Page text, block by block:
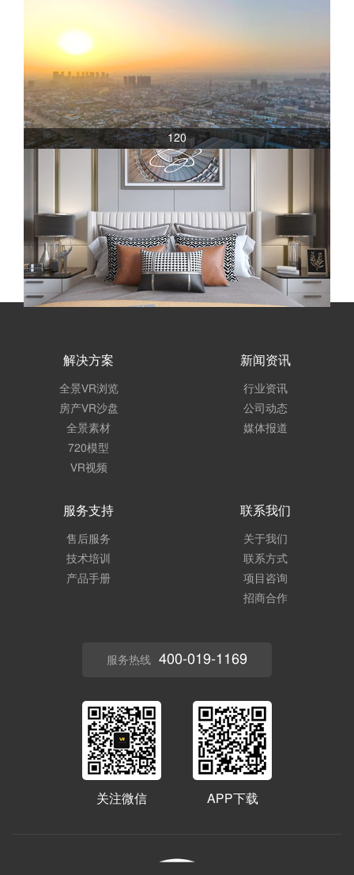
120
解决方案
全景VR浏览
房产VR沙盘
全景素材
720模型
VR视频
新闻资讯
行业资讯
公司动态
媒体报道
服务支持
售后服务
技术培训
产品手册
联系我们
关于我们
联系方式
项目咨询
招商合作
服务热线 400-019-1169
关注微信 APP下载